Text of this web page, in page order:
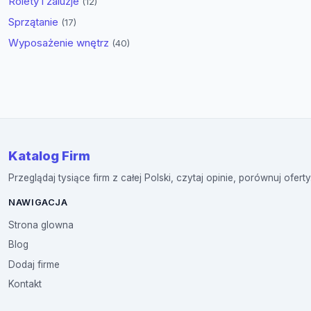
Sprzątanie (17)
Wyposażenie wnętrz (40)
Katalog Firm
Przeglądaj tysiące firm z całej Polski, czytaj opinie, porównuj
NAWIGACJA
Strona glowna
Blog
Dodaj firme
Kontakt